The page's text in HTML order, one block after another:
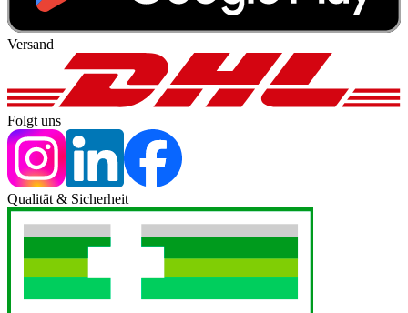
Versand
Folgt uns
Qualität & Sicherheit